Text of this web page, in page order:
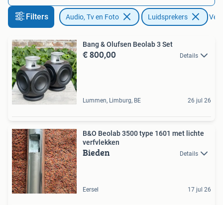
Filters Audio, Tv en Foto Luidsprekers
Bang & Olufsen Beolab 3 Set
€ 800,00 Details
Lummen, Limburg, BE 26 jul 26
B&O Beolab 3500 type 1601 met lichte
verfvlekken
Bieden Details
Eersel 17 jul 26